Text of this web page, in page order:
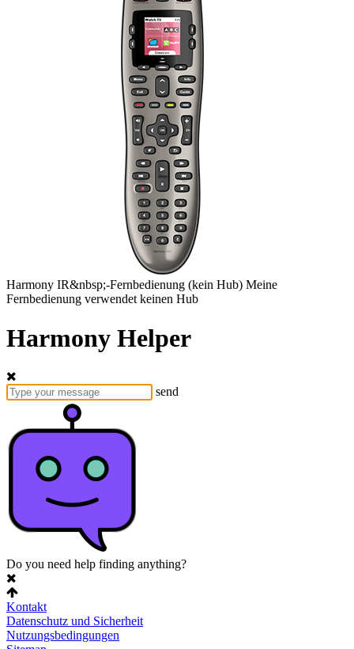
Harmony IR&nbsp;-Fernbedienung (kein Hub) Meine
Fernbedienung verwendet keinen Hub
Harmony Helper
send
Do you need help finding anything?
Kontakt
Datenschutz und Sicherheit
Nutzungsbedingungen